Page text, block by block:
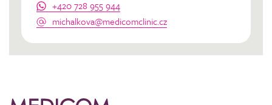
+420 728 955 944
michalkova@medicomclinic.cz